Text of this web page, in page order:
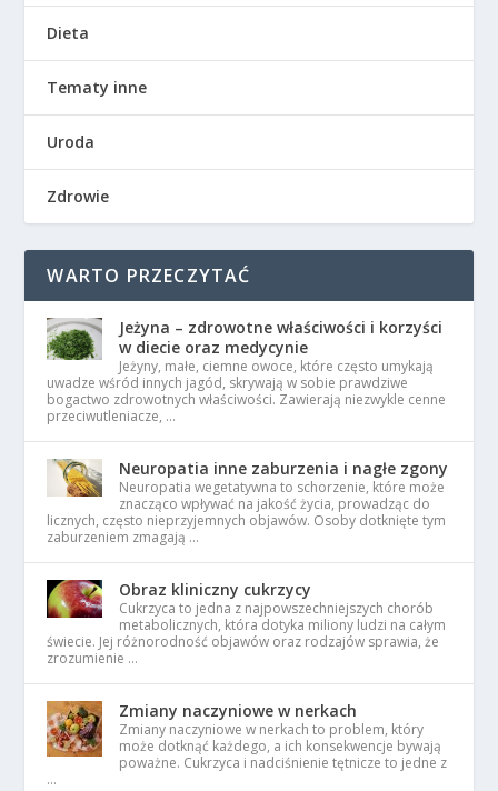
Dieta
Tematy inne
Uroda
Zdrowie
WARTO PRZECZYTAĆ
Jeżyna – zdrowotne właściwości i korzyści
w diecie oraz medycynie
Jeżyny, małe, ciemne owoce, które często umykają
uwadze wśród innych jagód, skrywają w sobie prawdziwe
bogactwo zdrowotnych właściwości. Zawierają niezwykle cenne
przeciwutleniacze, …
Neuropatia inne zaburzenia i nagłe zgony
Neuropatia wegetatywna to schorzenie, które może
znacząco wpływać na jakość życia, prowadząc do
licznych, często nieprzyjemnych objawów. Osoby dotknięte tym
zaburzeniem zmagają …
Obraz kliniczny cukrzycy
Cukrzyca to jedna z najpowszechniejszych chorób
metabolicznych, która dotyka miliony ludzi na całym
świecie. Jej różnorodność objawów oraz rodzajów sprawia, że
zrozumienie …
Zmiany naczyniowe w nerkach
Zmiany naczyniowe w nerkach to problem, który
może dotknąć każdego, a ich konsekwencje bywają
poważne. Cukrzyca i nadciśnienie tętnicze to jedne z
…